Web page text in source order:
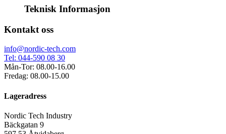
Teknisk Informasjon
Kontakt oss
info@nordic-tech.com
Tel: 044-590 08 30
Mån-Tor: 08.00-16.00
Fredag: 08.00-15.00
Lageradress
Nordic Tech Industry
Bäckgatan 9